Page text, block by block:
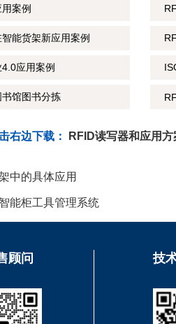
案例
能货架新应用案例
应用案例
馆图书分拣
右边下载： RFID读写器和应用
中的具体应用
能柜工具管理系统
顾问 技